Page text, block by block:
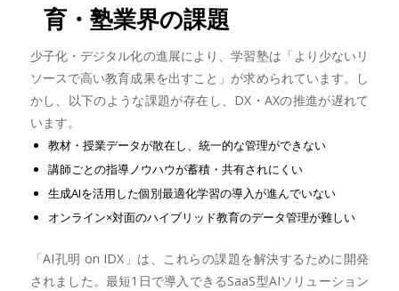
育・塾業界の課題
少子化・デジタル化の進展により、学習塾は「より少ないリ
ソースで高い教育成果を出すこと」が求められています。し
かし、以下のような課題が存在し、DX・AXの推進が遅れて
います。
教材・授業データが散在し、統一的な管理ができない
講師ごとの指導ノウハウが蓄積・共有されにくい
生成AIを活用した個別最適化学習の導入が進んでいない
オンライン×対面のハイブリッド教育のデータ管理が難しい
「AI孔明 on IDX」は、これらの課題を解決するために開発
されました。最短1日で導入できるSaaS型AIソリューション